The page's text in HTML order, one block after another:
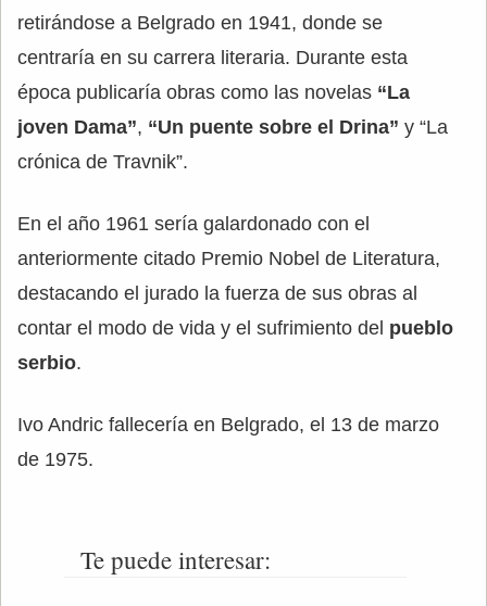
retirándose a Belgrado en 1941, donde se
centraría en su carrera literaria. Durante esta
época publicaría obras como las novelas “La
joven Dama”, “Un puente sobre el Drina” y “La
crónica de Travnik”.
En el año 1961 sería galardonado con el
anteriormente citado Premio Nobel de Literatura,
destacando el jurado la fuerza de sus obras al
contar el modo de vida y el sufrimiento del pueblo
serbio.
Ivo Andric fallecería en Belgrado, el 13 de marzo
de 1975.
Te puede interesar: